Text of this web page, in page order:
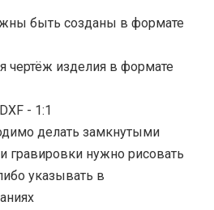
быть созданы в формате
чертёж изделия в формате
- 1:1
делать замкнутыми
гравировки нужно рисовать
указывать в